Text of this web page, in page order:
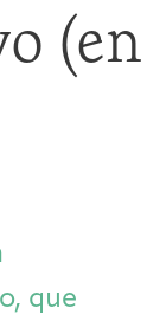
(en
que